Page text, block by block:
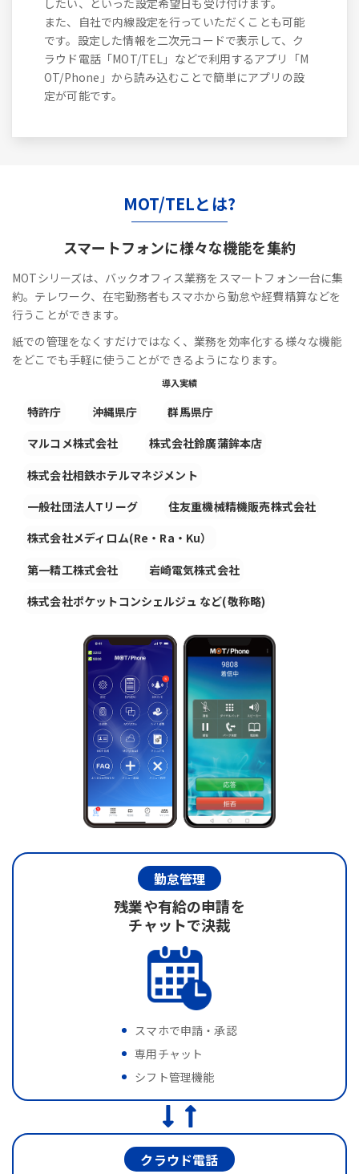
また、自社で内線設定を行っていただくことも可能
です。設定した情報を二次元コードで表示して、ク
ラウド電話「MOT/TEL」などで利用するアプリ「M
OT/Phone」から読み込むことで簡単にアプリの設
定が可能です。
MOT/TELとは?
スマートフォンに様々な機能を集約
MOTシリーズは、バックオフィス業務をスマートフォン一台に集
約。テレワーク、在宅勤務者もスマホから勤怠や経費精算などを
行うことができます。
紙での管理をなくすだけではなく、業務を効率化する様々な機能
をどこでも手軽に使うことができるようになります。
導入実績
特許庁 沖縄県庁
群馬県庁
マルコメ株式会社
株式会社鈴廣蒲鉾本店
株式会社相鉄ホテルマネジメント
一般社団法人Tリーグ
住友重機械精機販売株式会社
株式会社メディロム(Re・Ra・Ku）
第一精工株式会社
岩崎電気株式会社
株式会社ポケットコンシェルジュ など(敬称略)
勤怠管理
残業や有給の申請を
チャットで決裁
スマホで申請・承認
専用チャット
シフト管理機能
クラウド電話